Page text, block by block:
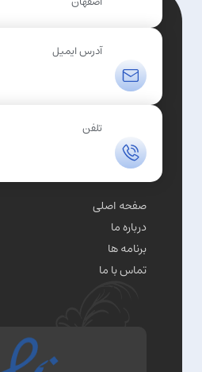
آدرس ایمیل
تلفن
صفحه اصلی
درباره ما
برنامه ها
تماس با ما